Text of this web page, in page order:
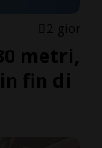
2 gior
metri,
fin di